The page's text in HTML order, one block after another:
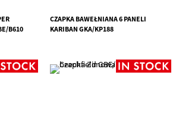
B610
CZAPKA BAWEŁNIANA 6 PANELI
KARIBAN GKA/KP188